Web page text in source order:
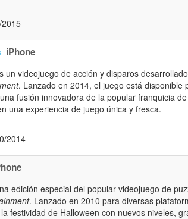
iPhone
un videojuego de acción y disparos
. Lanzado en 2014, el juego está disponible
fusión innovadora de la popular franquicia de
una experiencia de juego única y fresca.
2014
edición especial del popular videojuego de
. Lanzado en 2010 para diversas
festividad de Halloween con nuevos niveles,